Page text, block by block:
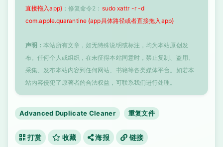
直接拖入app}；修复命令2： sudo xattr -r -d
com.apple.quarantine {app具体路径或者直接拖入app}
声明：本站所有文章，如无特殊说明或标注，均为本站原创发
布。任何个人或组织，在未征得本站同意时，禁止复制、盗用、
采集、发布本站内容到任何网站、书籍等各类媒体平台。如若本
站内容侵犯了原著者的合法权益，可联系我们进行处理。
Advanced Duplicate Cleaner 重复文件
打赏 收藏 海报 链接